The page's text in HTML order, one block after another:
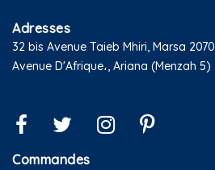
Adresses
32 bis Avenue Taieb Mhiri, Marsa 2070
Avenue D'Afrique،, Ariana (Menzah 5)
Commandes